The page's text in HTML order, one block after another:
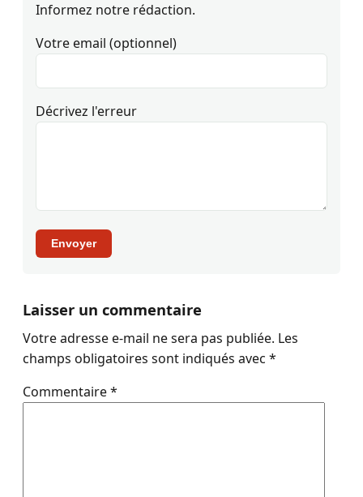
Informez notre rédaction.
Votre email (optionnel)
Décrivez l'erreur
Envoyer
Laisser un commentaire
Votre adresse e-mail ne sera pas publiée. Les
champs obligatoires sont indiqués avec *
Commentaire*